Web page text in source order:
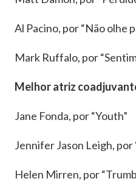
Al Pacino, por “Não olhe
Mark Ruffalo, por
Melhor atriz
Jane Fonda, por “Youth”
Jennifer Jason Leigh, por
Helen Mirren, por